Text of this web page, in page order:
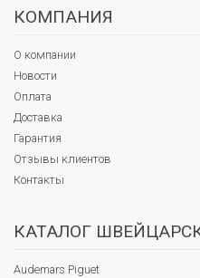
КОМПАНИЯ
О компании
Новости
Оплата
Доставка
Гарантия
Отзывы клиентов
Контакты
КАТАЛОГ
Audemars Piguet